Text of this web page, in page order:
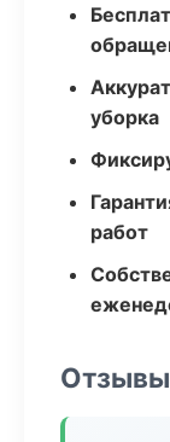
уборка
работ
Отзывы